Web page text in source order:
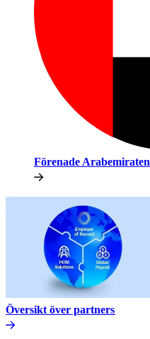
Förenade Arabemiraten​​
Översikt över partners​​